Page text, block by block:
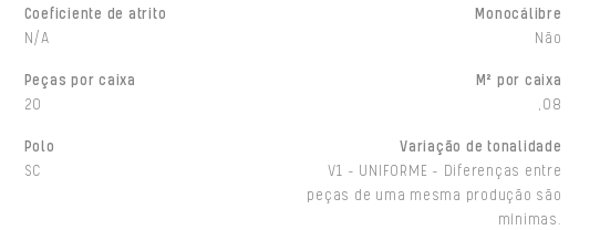
Coeficiente de atrito
N/A
Monocálibre
Não
Peças por caixa
20
M² por caixa
,08
Polo
SC
Variação de tonalidade
V1 - UNIFORME - Diferenças entre
peças de uma mesma produção são
mínimas.